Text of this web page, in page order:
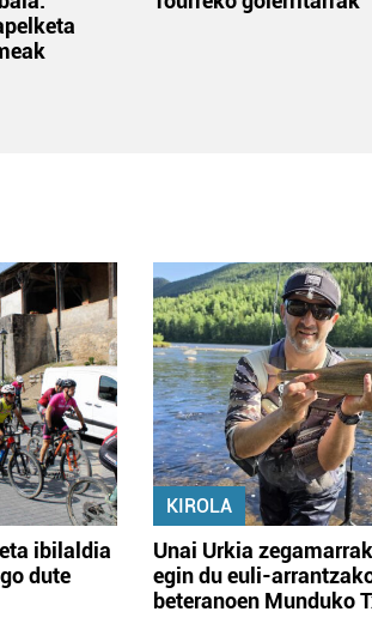
ibilaldia
dute
KIROLA
Unai Urkia
egin du euli-
beteranoen Munduko